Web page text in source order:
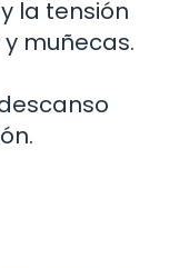
la tensión
muñecas.